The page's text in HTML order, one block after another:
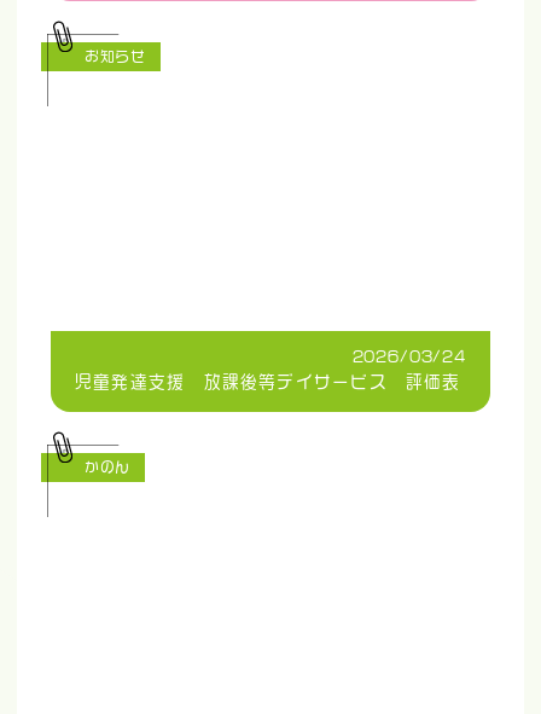
2026/03/24
児童発達支援 放課後等デイサービス 評価表
お知らせ
かのん